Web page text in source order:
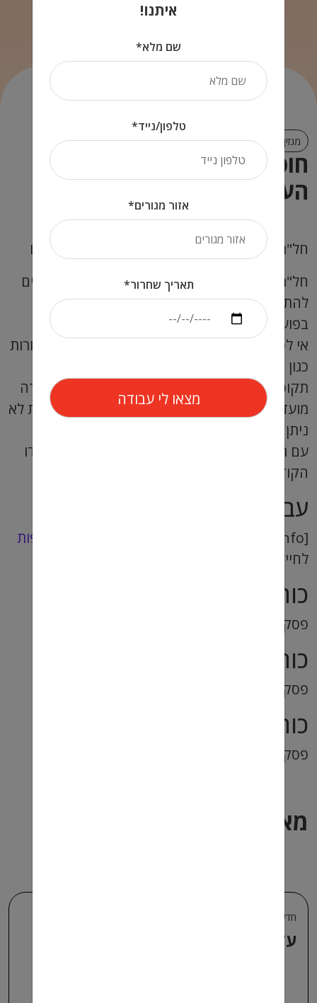
מגזין קריירה
חופשה ללא תשלום בתקופת
העובדות המועדפות
חל"ת – הם ראשי התיבות של: חופשה ללא תשלום
חל"ת הנה תקופה שבה יחסי עובד-מעביד ממשיכים
להתקיים אך העובד אינו מגיע לעבודה ואינו עובד
בפועל.
אי לכך העובד אינו זכאי לקבל שכר, ו/או וזכויות אחרות
כגון הזכות לדמי מחלה.
תקופה זו אינה נכללת בחישוב הימים למענק עבודה
מועדפת. קרי באם אתם עובדות בעבודות מועדפות לא
ניתן לספור את הימים של החל"ת למענק.
עם תום תקופת החל"ת זכאי העובד לחזור לתפקידו
הקודם או לתפקיד דומה.
עבודות מועדפות
[info] באתר מועדפת תמצאו מגוון
עבודות מועדפות
לחיילים וחיילות משוחררים. [/info]
כותרת מאמר 3
פסקת כותרת 3
כותרת מאמר 4
פסקת כותרת 4
כותרת מאמר 5
פסקת כותרת 5
מאמרים נוספים בנושא
חדשות ועדכונים למשתחררים
עדכון שכר מינימום אפריל 2025
איתנו!
שם מלא*
טלפון/נייד*
אזור מגורים*
תאריך שחרור*